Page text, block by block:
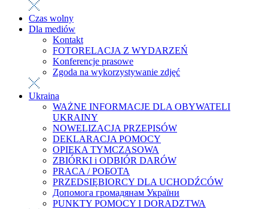
Czas wolny
Dla mediów
Kontakt
FOTORELACJA Z WYDARZEŃ
Konferencje prasowe
Zgoda na wykorzystywanie zdjęć
Ukraina
WAŻNE INFORMACJE DLA OBYWATELI
UKRAINY
NOWELIZACJA PRZEPISÓW
DEKLARACJA POMOCY
OPIEKA TYMCZASOWA
ZBIÓRKI i ODBIÓR DARÓW
PRACA / РОБОТА
PRZEDSIĘBIORCY DLA UCHODŹCÓW
Допомога громадянам України
PUNKTY POMOCY I DORADZTWA